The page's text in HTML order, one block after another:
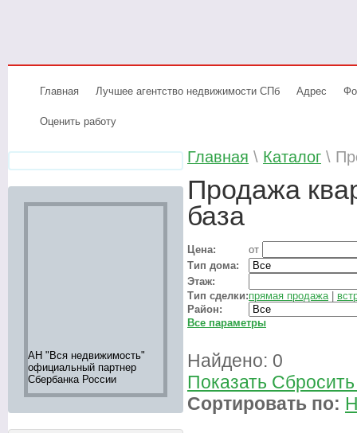
Главная Лучшее агентство недвижимости СПб Адрес
Оценить работу
АН "Вся недвижимость"
официальный партнер
Сбербанка России
Аренда элитной
недвижимости,
информация 242-16-28
Оксана
"ВСЯ
Главная \ Каталог \
Продажа
база
Цена:
от
Тип дома:
Этаж:
Тип сделки:прямая продажа|
Район:
Все параметры
Найдено: 0
Показать
Сортировать по: